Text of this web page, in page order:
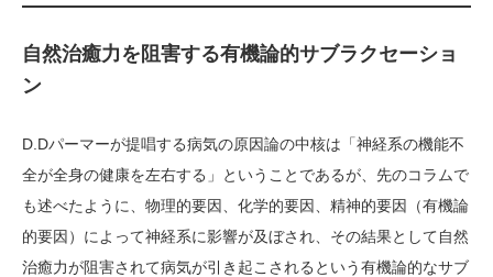
自然治癒力を阻害する有機論的サブラクセーショ
ン
D.Dパーマーが提唱する病気の原因論の中核は「神経系の機能不
全が全身の健康を左右する」ということであるが、先のコラムで
も述べたように、物理的要因、化学的要因、精神的要因（有機論
的要因）によって神経系に影響が及ぼされ、その結果として自然
治癒力が阻害されて病気が引き起こされるという有機論的なサブ